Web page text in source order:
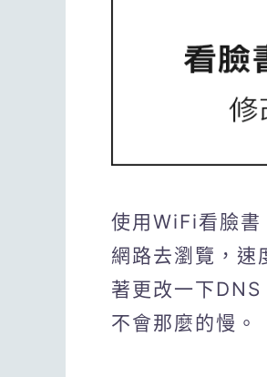
使用WiFi看臉書
網路去瀏覽，速
著更改一下
不會那麼的慢。